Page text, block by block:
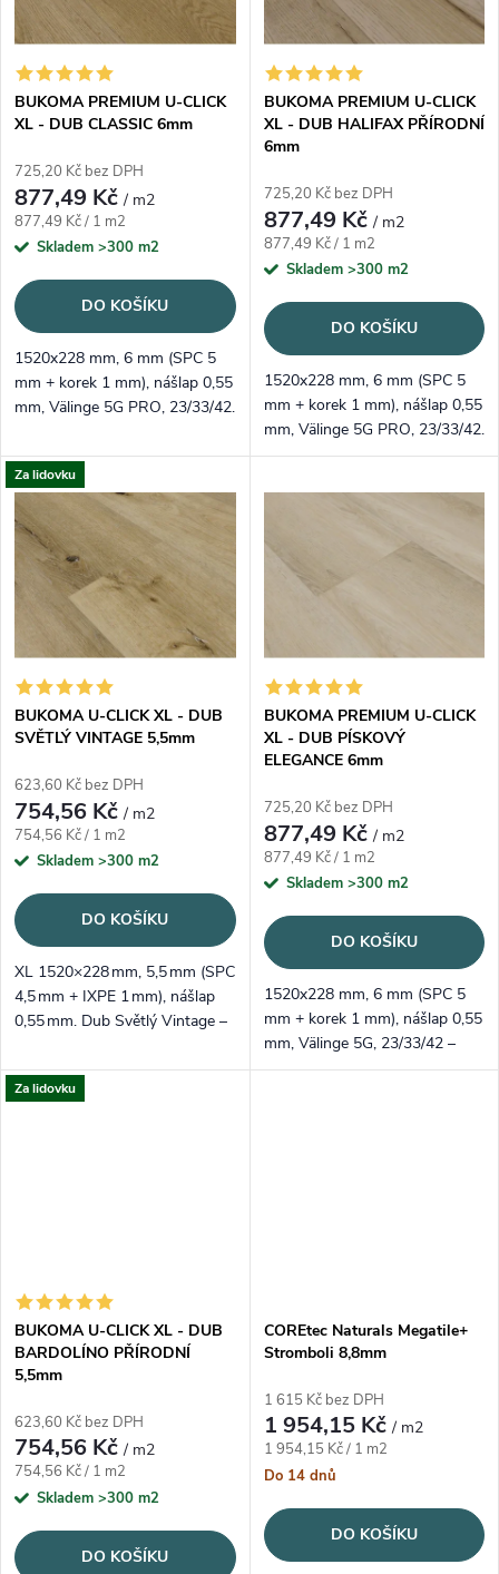
BUKOMA PREMIUM U-CLICK
XL - DUB CLASSIC 6mm
725,20 Kč bez DPH
877,49 Kč/ m2
Měrná cena:
877,49 Kč / 1 m2
Skladem >300 m2
DO KOŠÍKU
1520x228 mm, 6 mm (SPC 5
mm + korek 1 mm), nášlap 0,55
mm, Välinge 5G PRO, 23/33/42.
registrovaným embossem.
BUKOMA PREMIUM U-CLICK
XL - DUB HALIFAX PŘÍRODNÍ
6mm
725,20 Kč bez DPH
877,49 Kč/ m2
Měrná cena:
877,49 Kč / 1 m2
Skladem >300 m2
DO KOŠÍKU
1520x228 mm, 6 mm (SPC 5
mm + korek 1 mm), nášlap 0,55
mm, Välinge 5G PRO, 23/33/42.
Přírodní „Halifax“ s
Za lidovku
BUKOMA U-CLICK XL - DUB
SVĚTLÝ VINTAGE 5,5mm
623,60 Kč bez DPH
754,56 Kč/ m2
Měrná cena:
754,56 Kč / 1 m2
Skladem >300 m2
DO KOŠÍKU
XL 1520×228 mm, 5,5 mm (SPC
4,5 mm + IXPE 1 mm), nášlap
0,55 mm. Dub Světlý Vintage –
prasklinami pro útulný, ale
moderní interiér.
BUKOMA PREMIUM U-CLICK
XL - DUB PÍSKOVÝ
ELEGANCE 6mm
725,20 Kč bez DPH
877,49 Kč/ m2
Měrná cena:
877,49 Kč / 1 m2
Skladem >300 m2
DO KOŠÍKU
1520x228 mm, 6 mm (SPC 5
mm + korek 1 mm), nášlap 0,55
mm, Välinge 5G, 23/33/42 –
voděodolné a tiché. Světlý
Za lidovku
BUKOMA U-CLICK XL - DUB
BARDOLÍNO PŘÍRODNÍ
5,5mm
623,60 Kč bez DPH
754,56 Kč/ m2
Měrná cena:
754,56 Kč / 1 m2
Skladem >300 m2
DO KOŠÍKU
COREtec Naturals Megatile+
Stromboli 8,8mm
1 615 Kč bez DPH
1 954,15 Kč/ m2
Měrná cena:
1 954,15 Kč / 1 m2
Do 14 dnů
DO KOŠÍKU